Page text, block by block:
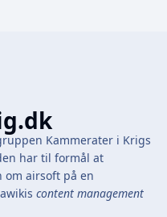
Kammerater i Krigs
har til formål at
om airsoft på en
content management